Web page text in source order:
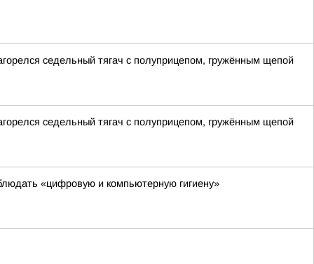
седельный тягач с полуприцепом, гружённым щепой
седельный тягач с полуприцепом, гружённым щепой
«цифровую и компьютерную гигиену»